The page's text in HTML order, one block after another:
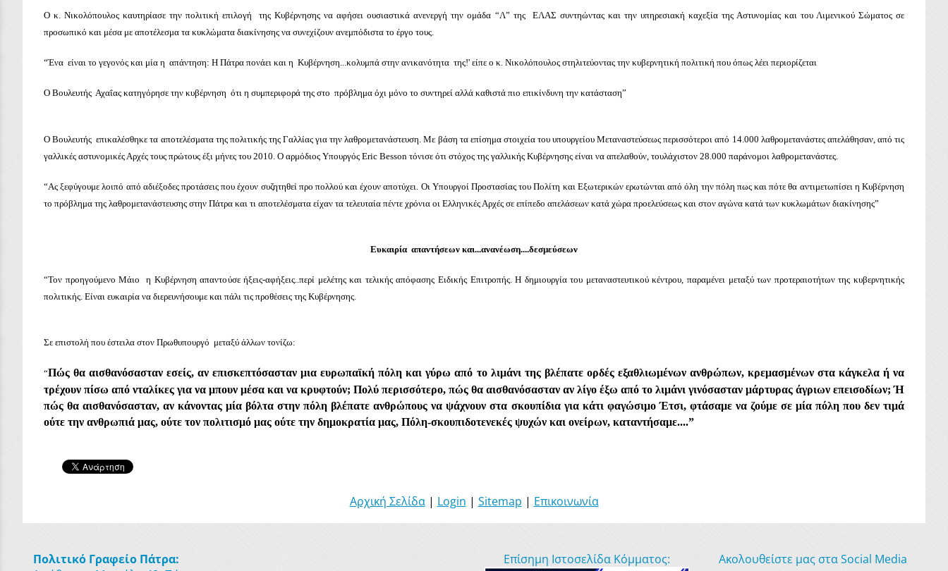
Ο κ. Νικολόπουλος καυτηρίασε την πολιτική επιλογή της Κυβέρνησης να αφήσει ουσιαστικά ανενεργή την ομάδα “Λ” της ΕΛΑΣ συντηώντας και την υπηρεσιακή καχεξία της Αστυνομίας και του Λιμενικού Σώματος σε
προσωπικό και μέσα με αποτέλεσμα τα κυκλώματα διακίνησης να συνεχίζουν ανεμπόδιστα το έργο τους.
“Ένα είναι το γεγονός και μία η απάντηση: Η Πάτρα πονάει και η Κυβέρνηση...κολυμπά στην ανικανότητα της!' είπε ο κ. Νικολόπουλος στηλιτεύοντας την κυβερνητική πολιτική που όπως λέει περιορίζεται
Ο Βουλευτής Αχαΐας κατηγόρησε την κυβέρνηση ότι η συμπεριφορά της στο πρόβλημα όχι μόνο το συντηρεί αλλά καθιστά πιο επικίνδυνη την κατάσταση”
Ο Βουλευτής επικαλέσθηκε τα αποτελέσματα της πολιτικής της Γαλλίας για την λαθρομετανάστευση. Με βάση τα επίσημα στοιχεία του υπουργείου Μεταναστεύσεως περισσότεροι από 14.000 λαθρομετανάστες απελάθησαν, από τις
γαλλικές αστυνομικές Αρχές τους πρώτους έξι μήνες του 2010. Ο αρμόδιος Υπουργός Eric Besson τόνισε ότι στόχος της γαλλικής Κυβέρνησης είναι να απελαθούν, τουλάχιστον 28.000 παράνομοι λαθρομετανάστες.
“Ας ξεφύγουμε λοιπό από αδιέξοδες προτάσεις που έχουν συζητηθεί προ πολλού και έχουν αποτύχει. Οι Υπουργοί Προστασίας του Πολίτη και Εξωτερικών ερωτώνται από όλη την πόλη πως και πότε θα αντιμετωπίσει η Κυβέρνηση
το πρόβλημα της λαθρομετανάστευσης στην Πάτρα και τι αποτελέσματα είχαν τα τελευταία πέντε χρόνια οι Ελληνικές Αρχές σε επίπεδο απελάσεων κατά χώρα προελεύσεως και στον αγώνα κατά των κυκλωμάτων διακίνησης”
Ευκαιρία απαντήσεων και...ανανέωση....δεσμεύσεων
“Τον προηγούμενο Μάιο η Κυβέρνηση απαντούσε ήξεις-αφήξεις..περί μελέτης και τελικής απόφασης Ειδικής Επιτροπής. Η δημιουργία του μεταναστευτικού κέντρου, παραμένει μεταξύ των προτεραιοτήτων της κυβερνητικής
πολιτικής. Είναι ευκαιρία να διερευνήσουμε και πάλι τις προθέσεις της Κυβέρνησης.
Σε επιστολή που έστειλα στον Πρωθυπουργό μεταξύ άλλων τονίζω:
“Πώς θα αισθανόσασταν εσείς, αν επισκεπτόσασταν μια ευρωπαϊκή πόλη και γύρω από το λιμάνι της βλέπατε ορδές εξαθλιωμένων ανθρώπων, κρεμασμένων στα κάγκελα ή να
τρέχουν πίσω από νταλίκες για να μπουν μέσα και να κρυφτούν; Πολύ περισσότερο, πώς θα αισθανόσασταν αν λίγο έξω από το λιμάνι γινόσασταν μάρτυρας άγριων επεισοδίων; Ή
πώς θα αισθανόσασταν, αν κάνοντας μία βόλτα στην πόλη βλέπατε ανθρώπους να ψάχνουν στα σκουπίδια για κάτι φαγώσιμο Έτσι, φτάσαμε να ζούμε σε μία πόλη που δεν τιμά
ούτε την ανθρωπιά μας, ούτε τον πολιτισμό μας ούτε την δημοκρατία μας, Πόλη-σκουπιδοτενεκές ψυχών και ονείρων, καταντήσαμε....”
Αρχική Σελίδα| Login | Sitemap | Επικοινωνία
Πολιτικό Γραφείο Πάτρα:
Επίσημη Ιστοσελίδα Κόμματος: Ακολουθείστε μας στα Social Media